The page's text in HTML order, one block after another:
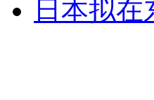
外交部：有关国家言论
日本拟